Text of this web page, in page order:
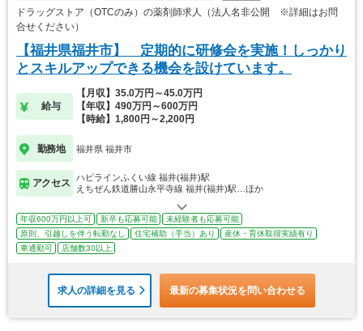
ドラッグストア（OTCのみ）の薬剤師求人（法人名非公開 ※詳細はお問
合せください）
【福井県福井市】 定期的に研修会を実施！しっかり
とスキルアップできる機会を設けています。
給与
【月収】35.0万円～45.0万円
【年収】490万円～600万円
【時給】1,800円～2,200円
勤務地 福井県 福井市
アクセス
ハピラインふくい線 福井(福井)駅
えちぜん鉄道勝山永平寺線 福井(福井)駅…ほか
年収600万円以上可 新卒も応募可能
未経験者も応募可能
原則、引越しを伴う転勤なし
住宅補助（手当）あり
産休・育休取得実績有り
車通勤可
店舗数30以上
求人の詳細を見る 最新の募集状況を問い合わせる